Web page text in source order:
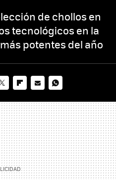
de chollos en
tecnológicos en la
potentes del año
MAIL